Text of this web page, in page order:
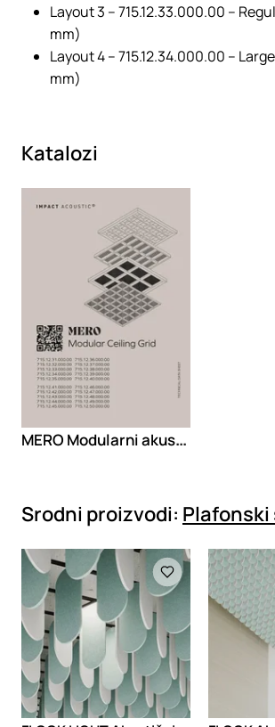
Layout 3 – 715.12.33.000.00 –
mm)
Layout 4 – 715.12.34.000.00 –
mm)
Katalozi
MERO Modularni akustični plafonski sistem
Srodni proizvodi: Plafonski
Loading Loading